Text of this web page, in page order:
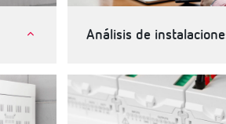
Análisis de
Industria